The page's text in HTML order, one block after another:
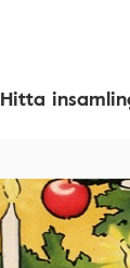
Hitta